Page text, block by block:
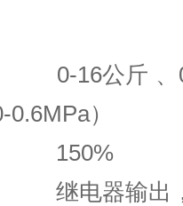
公斤 、0-10
）
器输出，